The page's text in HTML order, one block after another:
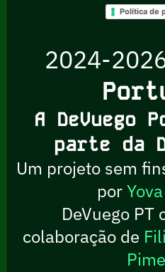
Política de
2024-
A DeVuego
parte da
Um projeto sem
por
DeVuego PT
colaboração de